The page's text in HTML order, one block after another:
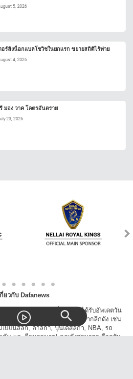
5, 2026
อร์ลิงน็อกแบลโชวิชในยกแรก ขยายสถิติไร้พ่าย
4, 2026
มอง วาค โคตรอันตราย
23, 2026
กี่ยวกับ Dafanews
าวดังทุกวงการกีฬาเพื่อให้คุณได้รับอัพเดตวัน
ข่งขัน และเรื่องราวน่าสนใจจากลีกดัง เช่น
ปี้ยนส์ลีก, ลาลีก้า, บุนเดสลีก้า, NBA, รถ
คัพ และอีกมากมาย! คุณยังสามารถเลือกรับ